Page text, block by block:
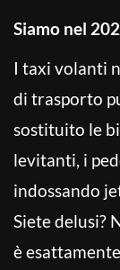
Siamo nel
I taxi volanti
di trasporto
sostituito le
levitanti, i
indossando
Siete delusi?
è